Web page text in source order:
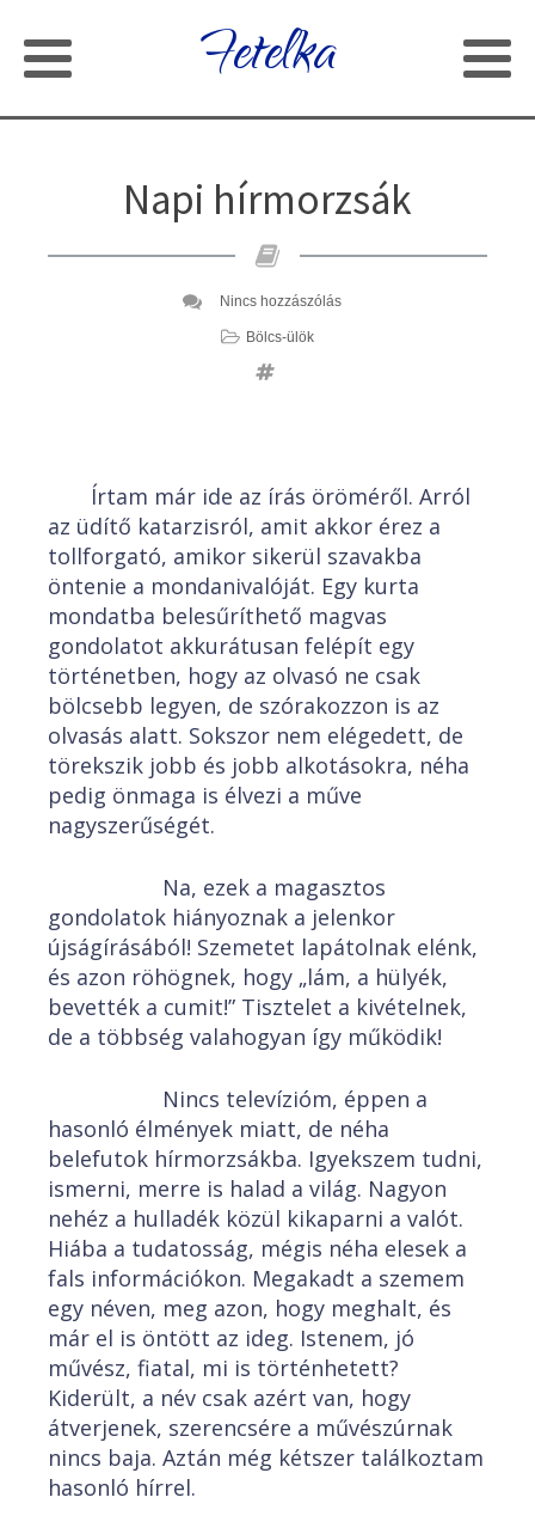
Fetelka
Napi hírmorzsák
Nincs hozzászólás
Bölcs-ülök
Írtam már ide az írás öröméről. Arról
az üdítő katarzisról, amit akkor érez a
tollforgató, amikor sikerül szavakba
öntenie a mondanivalóját. Egy kurta
mondatba belesűríthető magvas
gondolatot akkurátusan felépít egy
történetben, hogy az olvasó ne csak
bölcsebb legyen, de szórakozzon is az
olvasás alatt. Sokszor nem elégedett, de
törekszik jobb és jobb alkotásokra, néha
pedig önmaga is élvezi a műve
nagyszerűségét.
Na, ezek a magasztos
gondolatok hiányoznak a jelenkor
újságírásából! Szemetet lapátolnak elénk,
és azon röhögnek, hogy „lám, a hülyék,
bevették a cumit!” Tisztelet a kivételnek,
de a többség valahogyan így működik!
Nincs televízióm, éppen a
hasonló élmények miatt, de néha
belefutok hírmorzsákba. Igyekszem tudni,
ismerni, merre is halad a világ. Nagyon
nehéz a hulladék közül kikaparni a valót.
Hiába a tudatosság, mégis néha elesek a
fals információkon. Megakadt a szemem
egy néven, meg azon, hogy meghalt, és
már el is öntött az ideg. Istenem, jó
művész, fiatal, mi is történhetett?
Kiderült, a név csak azért van, hogy
átverjenek, szerencsére a művészúrnak
nincs baja. Aztán még kétszer találkoztam
hasonló hírrel.